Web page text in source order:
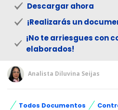
Descargar ahora
¡Realizarás un
¡No te arriesgues con
elaborados!
Analista Diluvina Seijas
Todos Documentos